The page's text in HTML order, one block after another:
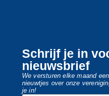
Schrijf je in
nieuwsbrief
We versturen elke maand
nieuwtjes over onze
je in!